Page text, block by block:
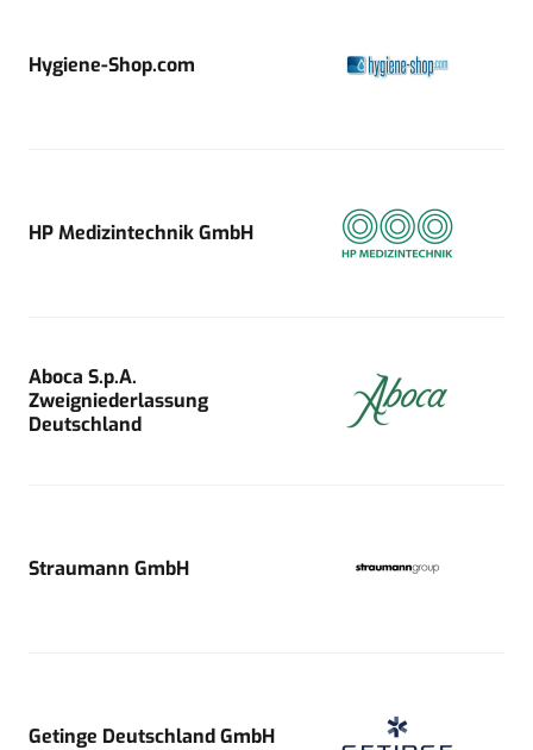
Hygiene-Shop.com
HP Medizintechnik GmbH
Aboca S.p.A.
Zweigniederlassung
Deutschland
Straumann GmbH
Getinge Deutschland GmbH